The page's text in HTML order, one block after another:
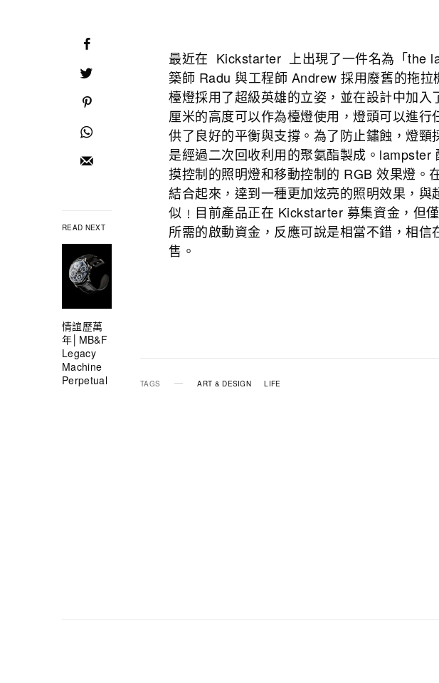
READ NEXT
情誼歷萬
年│MB&F
Legacy
Machine
Perpetual
最近在 Kickstarter 上出現了一件名為「the
築師 Radu 與工程師 Andrew 採用廢舊的拖拉
檯燈採用了超級英雄的立姿，並在設計中加
厘米的高度可以作為檯燈使用，燈頭可以進行
供了良好的平衡與支撐。為了防止鏽蝕，燈頸
是經過二次回收利用的聚氨酯製成。lampster
摸控制的照明燈和移動控制的 RGB 效果燈。
結合起來，達到一種更加炫亮的照明效果，與
似﹗目前產品正在 Kickstarter 募集資金，但
所需的啟動資金，反應可說是相當不錯，相
售。
TAGS ART & DESIGN LIFE